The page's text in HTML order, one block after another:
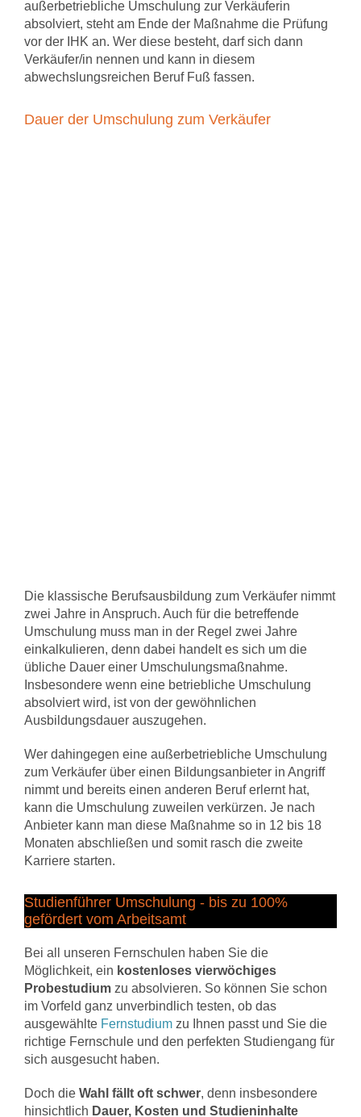
außerbetriebliche Umschulung zur Verkäuferin
absolviert, steht am Ende der Maßnahme die Prüfung
vor der IHK an. Wer diese besteht, darf sich dann
Verkäufer/in nennen und kann in diesem
abwechslungsreichen Beruf Fuß fassen.
Dauer der Umschulung zum Verkäufer
Die klassische Berufsausbildung zum Verkäufer nimmt
zwei Jahre in Anspruch. Auch für die betreffende
Umschulung muss man in der Regel zwei Jahre
einkalkulieren, denn dabei handelt es sich um die
übliche Dauer einer Umschulungsmaßnahme.
Insbesondere wenn eine betriebliche Umschulung
absolviert wird, ist von der gewöhnlichen
Ausbildungsdauer auszugehen.
Wer dahingegen eine außerbetriebliche Umschulung
zum Verkäufer über einen Bildungsanbieter in Angriff
nimmt und bereits einen anderen Beruf erlernt hat,
kann die Umschulung zuweilen verkürzen. Je nach
Anbieter kann man diese Maßnahme so in 12 bis 18
Monaten abschließen und somit rasch die zweite
Karriere starten.
Studienführer Umschulung - bis zu 100%
gefördert vom Arbeitsamt
Bei all unseren Fernschulen haben Sie die
Möglichkeit, ein kostenloses vierwöchiges
Probestudium zu absolvieren. So können Sie schon
im Vorfeld ganz unverbindlich testen, ob das
ausgewählte Fernstudium zu Ihnen passt und Sie die
richtige Fernschule und den perfekten Studiengang für
sich ausgesucht haben.
Doch die Wahl fällt oft schwer, denn insbesondere
hinsichtlich Dauer, Kosten und Studieninhalte